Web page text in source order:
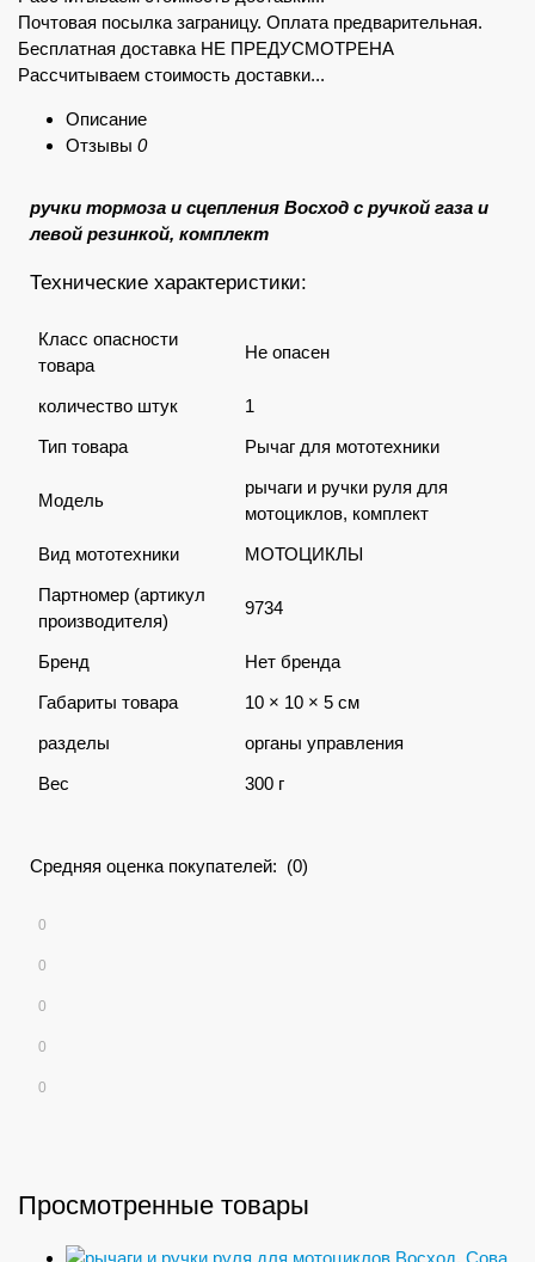
Почтовая посылка заграницу. Оплата предварительная.
Бесплатная доставка НЕ ПРЕДУСМОТРЕНА
Рассчитываем стоимость доставки...
Описание
Отзывы 0
ручки тормоза и сцепления Восход с ручкой газа и
левой резинкой, комплект
Технические характеристики:
Класс опасности
товара
Не опасен
количество штук
1
Тип товара
Рычаг для мототехники
Модель
рычаги и ручки руля для
мотоциклов, комплект
Вид мототехники
МОТОЦИКЛЫ
Партномер (артикул
производителя)
9734
Бренд
Нет бренда
Габариты товара
10 × 10 × 5 см
разделы
органы управления
Вес
300 г
Средняя оценка покупателей: (0)
0
0
0
0
0
Просмотренные товары